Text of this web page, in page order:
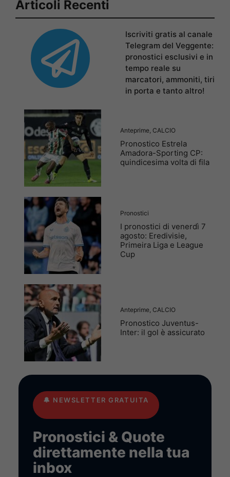
Articoli Recenti
Iscriviti gratis al canale
Telegram del Veggente:
pronostici esclusivi e in
tempo reale su
marcatori, ammoniti, tiri
in porta e tanto altro!
Anteprime, CALCIO
Pronostico Estrela
Amadora-Sporting CP:
quindicesima volta di fila
Pronostici
I pronostici di venerdì 7
agosto: Eredivisie,
Primeira Liga e League
Cup
Anteprime, CALCIO
Pronostico Juventus-
Inter: il gol è assicurato
🔔 NEWSLETTER GRATUITA
Pronostici & Quote
direttamente nella tua
inbox